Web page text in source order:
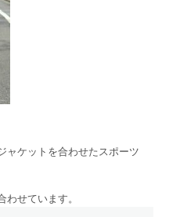
ャケットを合わせたスポーツ
わせています。